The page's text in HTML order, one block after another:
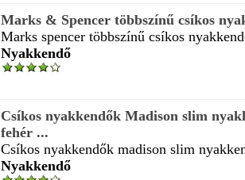
Marks & Spencer többszínű csíkos
Marks spencer többszínű csíkos
Nyakkendő
Csíkos nyakkendők Madison slim
fehér ...
Csíkos nyakkendők madison slim
Nyakkendő